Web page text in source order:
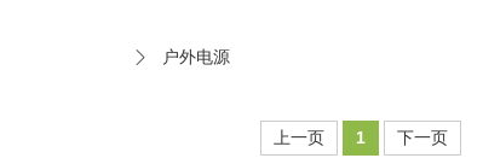
户外电源
上一页 1 下一页